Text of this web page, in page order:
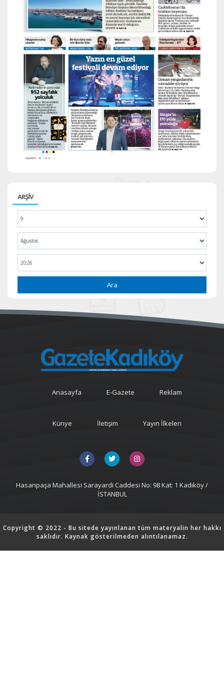
ARŞİV
Ara
Anasayfa E-Gazete Reklam
Künye İletişim Yayın İlkeleri
Hasanpaşa Mahallesi Sarayardi Caddesi No: 98 Kat: 1 Kadıköy /
İSTANBUL
Copyright © 2022 - Bu sitede yayınlanan tüm materyalin her hakkı
saklıdır. Kaynak gösterilmeden alıntılanamaz.